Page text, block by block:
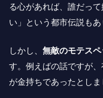
る心があれば、誰だっ
い」という都市伝説もあ
しかし、 無敵のモテス
す。例えばの話ですが
が金持ちであったとしま